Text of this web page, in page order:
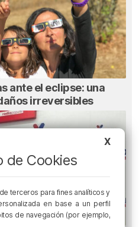
ante el eclipse: una
irreversibles
X
de Cookies
terceros para fines analíticos y
en base a un perfil
de navegación (por ejemplo,